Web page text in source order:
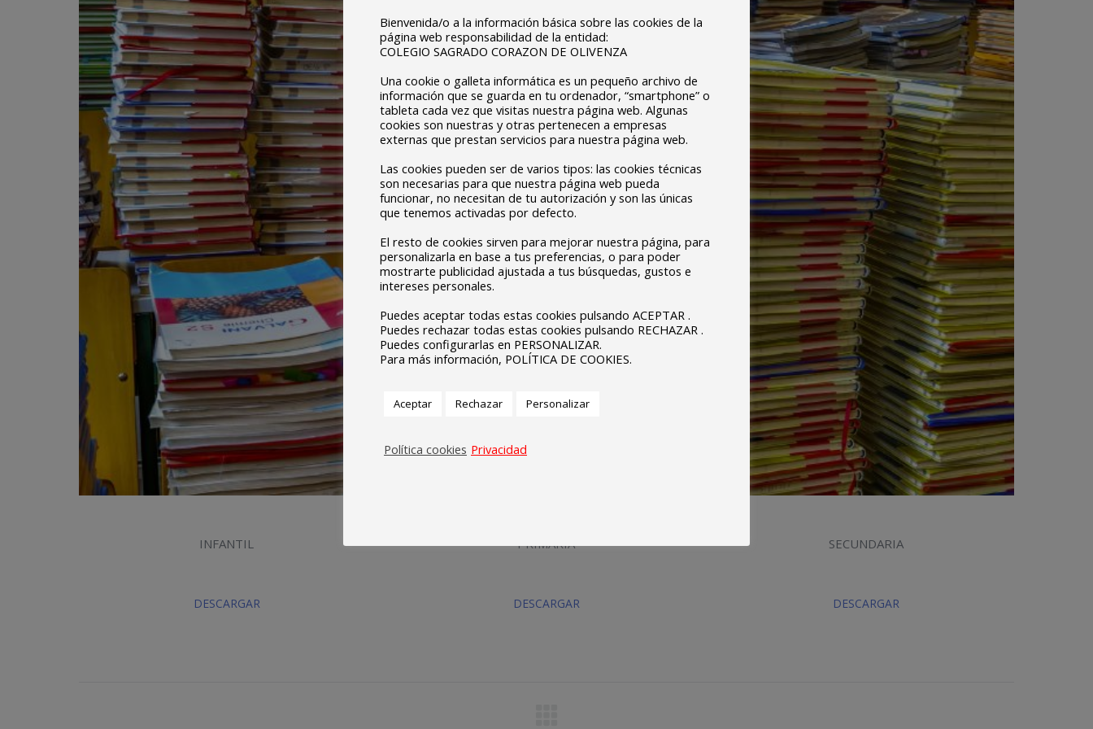
INFANTIL
DESCARGAR
PRIMARIA
DESCARGAR
SECUNDARIA
DESCARGAR
Bienvenida/o a la información básica sobre las cookies de la
página web responsabilidad de la entidad:
COLEGIO SAGRADO CORAZON DE OLIVENZA
Una cookie o galleta informática es un pequeño archivo de
información que se guarda en tu ordenador, “smartphone” o
tableta cada vez que visitas nuestra página web. Algunas
cookies son nuestras y otras pertenecen a empresas
externas que prestan servicios para nuestra página web.
Las cookies pueden ser de varios tipos: las cookies técnicas
son necesarias para que nuestra página web pueda
funcionar, no necesitan de tu autorización y son las únicas
que tenemos activadas por defecto.
El resto de cookies sirven para mejorar nuestra página, para
personalizarla en base a tus preferencias, o para poder
mostrarte publicidad ajustada a tus búsquedas, gustos e
intereses personales.
Puedes aceptar todas estas cookies pulsando ACEPTAR .
Puedes rechazar todas estas cookies pulsando RECHAZAR .
Puedes configurarlas en PERSONALIZAR.
Para más información, POLÍTICA DE COOKIES.
Aceptar Rechazar Personalizar
Política cookies Privacidad